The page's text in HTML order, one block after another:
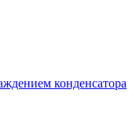
конденсатора